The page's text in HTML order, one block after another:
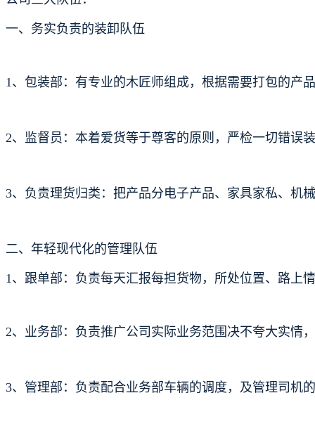
一、务实负责的装卸队伍
1、包装部：有专业的木匠师组成，根据需要打包的产
2、监督员：本着爱货等于尊客的原则，严检一切错误
3、负责理货归类：把产品分电子产品、家具家私、机
二、年轻现代化的管理队伍
1、跟单部：负责每天汇报每担货物，所处位置、路上
2、业务部：负责推广公司实际业务范围决不夸大实情
3、管理部：负责配合业务部车辆的调度，及管理司机